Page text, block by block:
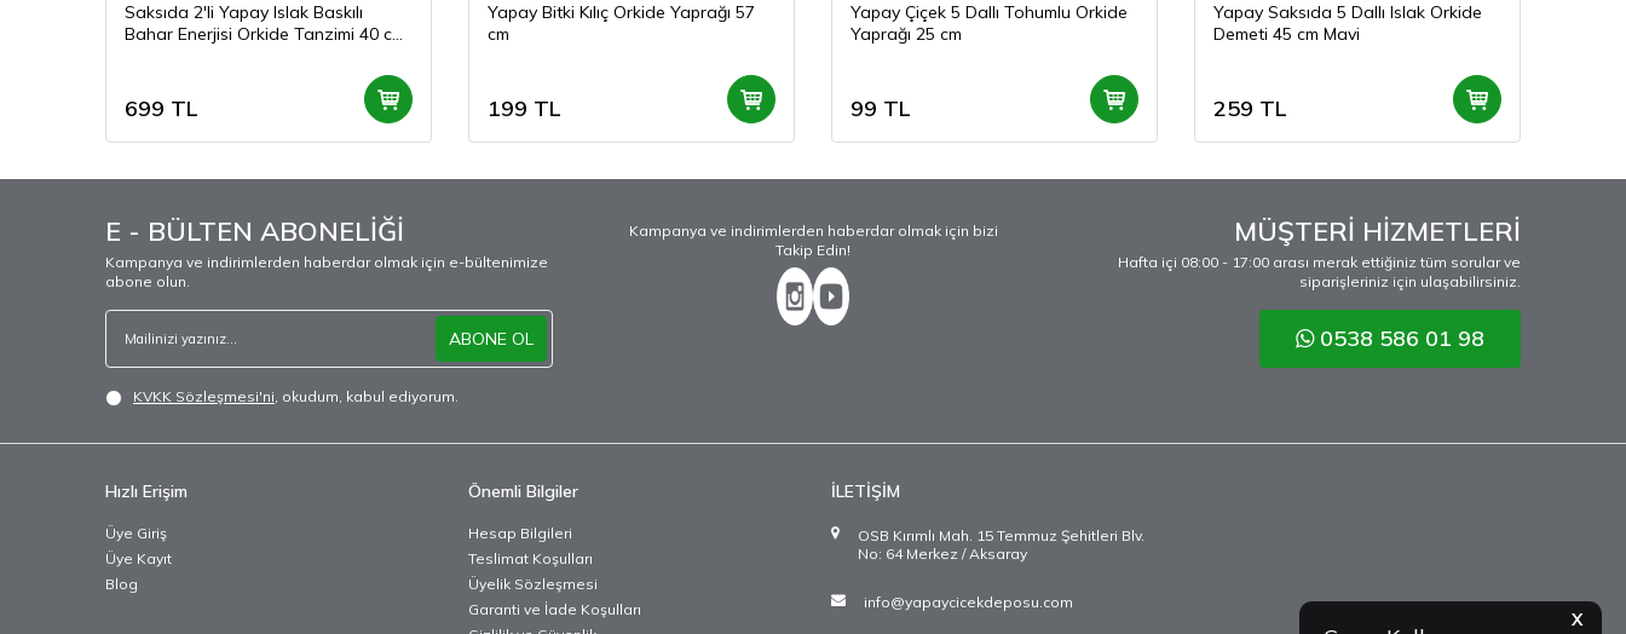
X
Saksıda 2'li Yapay Islak Baskılı
Bahar Enerjisi Orkide Tanzimi 40 cm
699 TL
Yapay Bitki Kılıç Orkide Yaprağı 57
cm
199 TL
Yapay Çiçek 5 Dallı Tohumlu Orkide
Yaprağı 25 cm
99 TL
Yapay Saksıda 5 Dallı Islak Orkide
Demeti 45 cm Mavi
259 TL
E - BÜLTEN ABONELİĞİ
Kampanya ve indirimlerden haberdar olmak için e-bültenimize
abone olun.
ABONE OL
KVKK Sözleşmesi'ni, okudum, kabul ediyorum.
Kampanya ve indirimlerden haberdar olmak için bizi
Takip Edin!
MÜŞTERİ HİZMETLERİ
Hafta içi 08:00 - 17:00 arası merak ettiğiniz tüm sorular ve
siparişleriniz için ulaşabilirsiniz.
0538 586 01 98
Hızlı Erişim
Üye Giriş
Üye Kayıt
Blog
Önemli Bilgiler
Hesap Bilgileri
Teslimat Koşulları
Üyelik Sözleşmesi
Garanti ve İade Koşulları
İLETİŞİM
OSB Kırımlı Mah. 15 Temmuz Şehitleri Blv.
No: 64 Merkez / Aksaray
info@yapaycicekdeposu.com